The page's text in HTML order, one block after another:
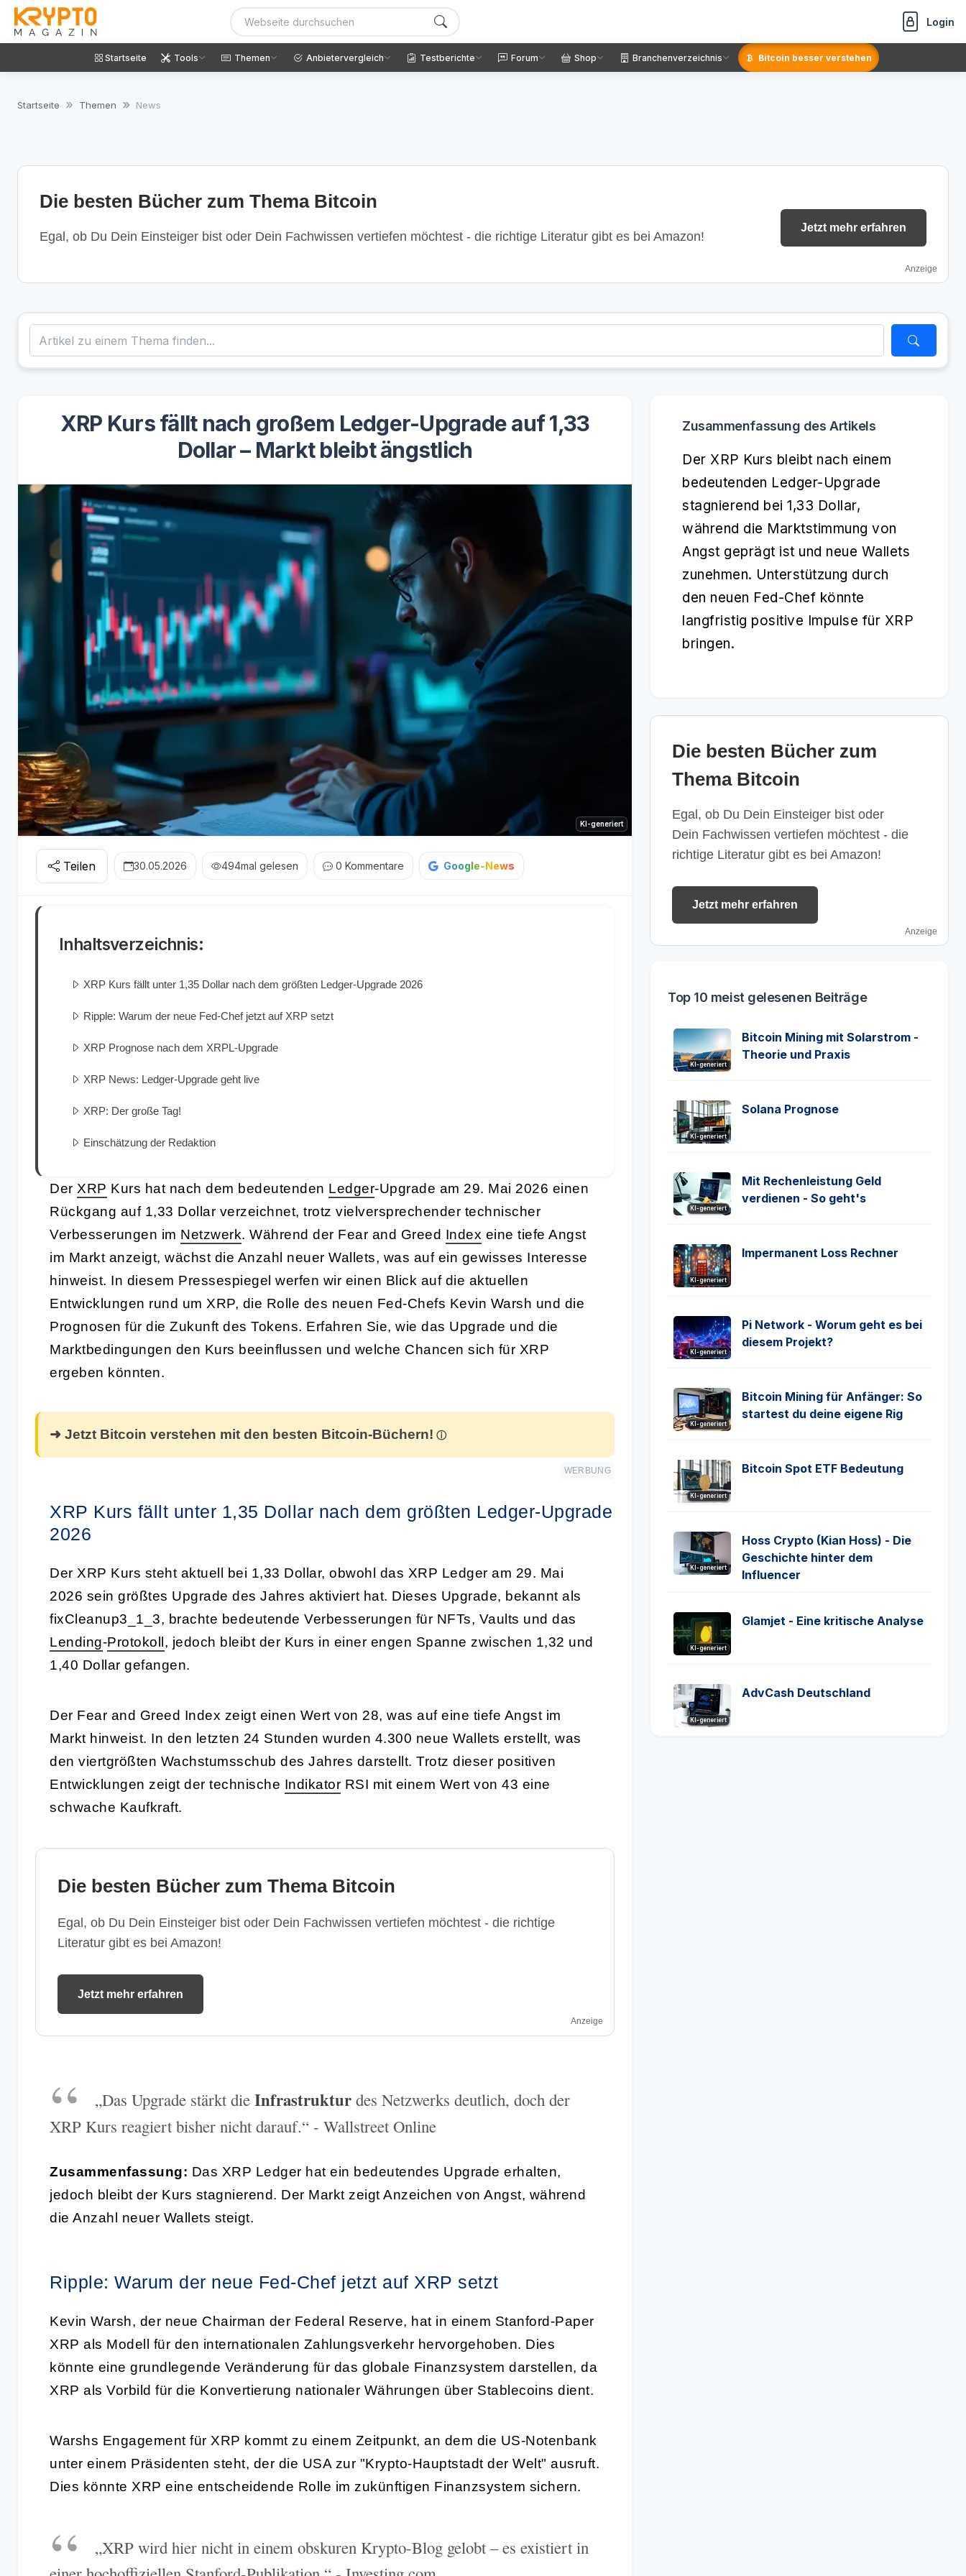
Login
Startseite Tools Themen Anbietervergleich Testberichte Forum Shop Branchenverzeichnis Bitcoin besser verstehen
Startseite Themen News
Die besten Bücher zum Thema Bitcoin
Egal, ob Du Dein Einsteiger bist oder Dein Fachwissen vertiefen möchtest - die richtige Literatur gibt es bei Amazon!
Jetzt mehr erfahren
Anzeige
XRP Kurs fällt nach großem Ledger-Upgrade auf 1,33
Dollar – Markt bleibt ängstlich
KI-generiert
Teilen 30.05.2026 494mal gelesen 0 Kommentare Google-News
Inhaltsverzeichnis:
XRP Kurs fällt unter 1,35 Dollar nach dem größten Ledger-Upgrade 2026
Ripple: Warum der neue Fed-Chef jetzt auf XRP setzt
XRP Prognose nach dem XRPL-Upgrade
XRP News: Ledger-Upgrade geht live
XRP: Der große Tag!
Einschätzung der Redaktion
Der XRP Kurs hat nach dem bedeutenden Ledger-Upgrade am 29. Mai 2026 einen
Rückgang auf 1,33 Dollar verzeichnet, trotz vielversprechender technischer
Verbesserungen im Netzwerk. Während der Fear and Greed Index eine tiefe Angst
im Markt anzeigt, wächst die Anzahl neuer Wallets, was auf ein gewisses Interesse
hinweist. In diesem Pressespiegel werfen wir einen Blick auf die aktuellen
Entwicklungen rund um XRP, die Rolle des neuen Fed-Chefs Kevin Warsh und die
Prognosen für die Zukunft des Tokens. Erfahren Sie, wie das Upgrade und die
Marktbedingungen den Kurs beeinflussen und welche Chancen sich für XRP
ergeben könnten.
➜ Jetzt Bitcoin verstehen mit den besten Bitcoin-Büchern!
WERBUNG
XRP Kurs fällt unter 1,35 Dollar nach dem größten Ledger-Upgrade
2026
Der XRP Kurs steht aktuell bei 1,33 Dollar, obwohl das XRP Ledger am 29. Mai
2026 sein größtes Upgrade des Jahres aktiviert hat. Dieses Upgrade, bekannt als
fixCleanup3_1_3, brachte bedeutende Verbesserungen für NFTs, Vaults und das
Lending-Protokoll, jedoch bleibt der Kurs in einer engen Spanne zwischen 1,32 und
1,40 Dollar gefangen.
Der Fear and Greed Index zeigt einen Wert von 28, was auf eine tiefe Angst im
Markt hinweist. In den letzten 24 Stunden wurden 4.300 neue Wallets erstellt, was
den viertgrößten Wachstumsschub des Jahres darstellt. Trotz dieser positiven
Entwicklungen zeigt der technische Indikator RSI mit einem Wert von 43 eine
schwache Kaufkraft.
Die besten Bücher zum Thema Bitcoin
Egal, ob Du Dein Einsteiger bist oder Dein Fachwissen vertiefen möchtest - die richtige
Literatur gibt es bei Amazon!
Jetzt mehr erfahren
Anzeige
„Das Upgrade stärkt die Infrastrukturdes Netzwerks deutlich, doch der
XRP Kurs reagiert bisher nicht darauf.“ - Wallstreet Online
Zusammenfassung: Das XRP Ledger hat ein bedeutendes Upgrade erhalten,
jedoch bleibt der Kurs stagnierend. Der Markt zeigt Anzeichen von Angst, während
die Anzahl neuer Wallets steigt.
Ripple: Warum der neue Fed-Chef jetzt auf XRP setzt
Kevin Warsh, der neue Chairman der Federal Reserve, hat in einem Stanford-Paper
XRP als Modell für den internationalen Zahlungsverkehr hervorgehoben. Dies
könnte eine grundlegende Veränderung für das globale Finanzsystem darstellen, da
XRP als Vorbild für die Konvertierung nationaler Währungen über Stablecoins dient.
Warshs Engagement für XRP kommt zu einem Zeitpunkt, an dem die US-Notenbank
unter einem Präsidenten steht, der die USA zur "Krypto-Hauptstadt der Welt" ausruft.
Dies könnte XRP eine entscheidende Rolle im zukünftigen Finanzsystem sichern.
„XRP wird hier nicht in einem obskuren Krypto-Blog gelobt – es existiert in
Zusammenfassung des Artikels
Der XRP Kurs bleibt nach einem
bedeutenden Ledger-Upgrade
stagnierend bei 1,33 Dollar,
während die Marktstimmung von
Angst geprägt ist und neue Wallets
zunehmen. Unterstützung durch
den neuen Fed-Chef könnte
langfristig positive Impulse für XRP
bringen.
Die besten Bücher zum
Thema Bitcoin
Egal, ob Du Dein Einsteiger bist oder
Dein Fachwissen vertiefen möchtest - die
richtige Literatur gibt es bei Amazon!
Jetzt mehr erfahren
Anzeige
Top 10 meist gelesenen Beiträge
KI-generiert
Bitcoin Mining mit Solarstrom -
Theorie und Praxis
KI-generiert
Solana Prognose
KI-generiert
Mit Rechenleistung Geld
verdienen - So geht's
KI-generiert
Impermanent Loss Rechner
KI-generiert
Pi Network - Worum geht es bei
diesem Projekt?
KI-generiert
Bitcoin Mining für Anfänger: So
startest du deine eigene Rig
KI-generiert
Bitcoin Spot ETF Bedeutung
KI-generiert
Hoss Crypto (Kian Hoss) - Die
Geschichte hinter dem
Influencer
KI-generiert
Glamjet - Eine kritische Analyse
KI-generiert
AdvCash Deutschland